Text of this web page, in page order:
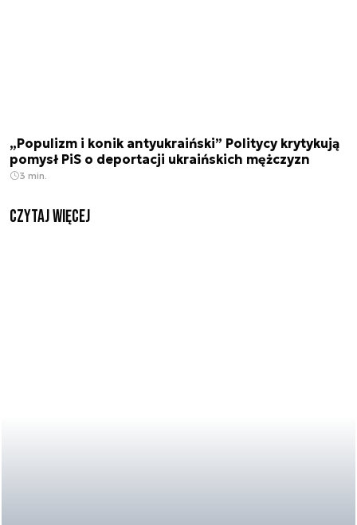
„Populizm i konik antyukraiński” Politycy krytykują
pomysł PiS o deportacji ukraińskich mężczyzn
3 min.
czytaj więcej